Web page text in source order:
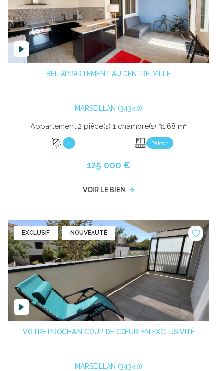
BEL APPARTEMENT AU CENTRE-VILLE
MARSEILLAN (34340)
Appartement 2 pièce(s) 1 chambre(s) 31.68 m²
1 Balcon
125 000 €
VOIR LE BIEN
EXCLUSIF NOUVEAUTÉ
VOTRE PROCHAIN COUP DE CŒUR, EN EXCLUSIVITÉ
MARSEILLAN (34340)